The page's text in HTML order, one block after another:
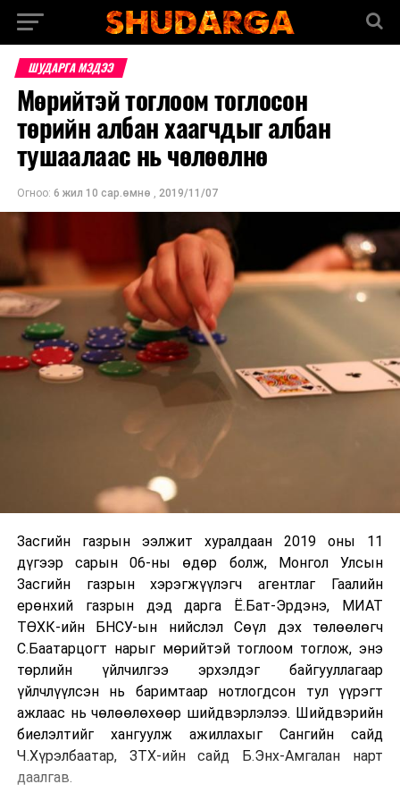
ШУДАРГА МЭДЭЭ
Мөрийтэй тоглоом тоглосон
төрийн албан хаагчдыг албан
тушаалаас нь чөлөөлнө
Огноо: 6 жил 10 сар.өмнө , 2019/11/07
Засгийн газрын ээлжит хуралдаан 2019 оны 11
дүгээр сарын 06-ны өдөр болж, Монгол Улсын
Засгийн газрын хэрэгжүүлэгч агентлаг Гаалийн
ерөнхий газрын дэд дарга Ё.Бат-Эрдэнэ, МИАТ
ТӨХК-ийн БНСУ-ын нийслэл Сөүл дэх төлөөлөгч
С.Баатарцогт нарыг мөрийтэй тоглоом тоглож, энэ
төрлийн үйлчилгээ эрхэлдэг байгууллагаар
үйлчлүүлсэн нь баримтаар нотлогдсон тул үүрэгт
ажлаас нь чөлөөлөхөөр шийдвэрлэлээ. Шийдвэрийн
биелэлтийг хангуулж ажиллахыг Сангийн сайд
Ч.Хүрэлбаатар, ЗТХ-ийн сайд Б.Энх-Амгалан нарт
даалгав.